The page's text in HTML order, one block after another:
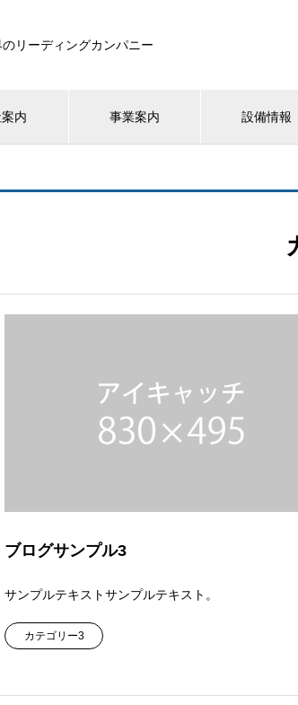
リーディングカンパニー
内 事業案内 設備情報
ブログサンプル3
サンプルテキストサンプルテキスト。
カテゴリー3